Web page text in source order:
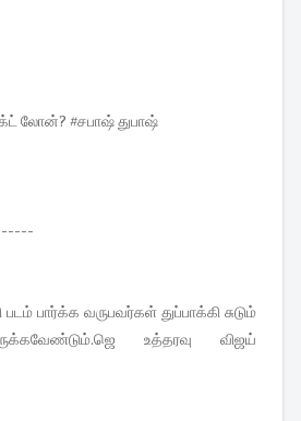
லோன்? #சபாஷ் துபாஷ்
பார்க்க வருபவர்கள் துப்பாக்கி சுடும்
உத்தரவு விஜய்